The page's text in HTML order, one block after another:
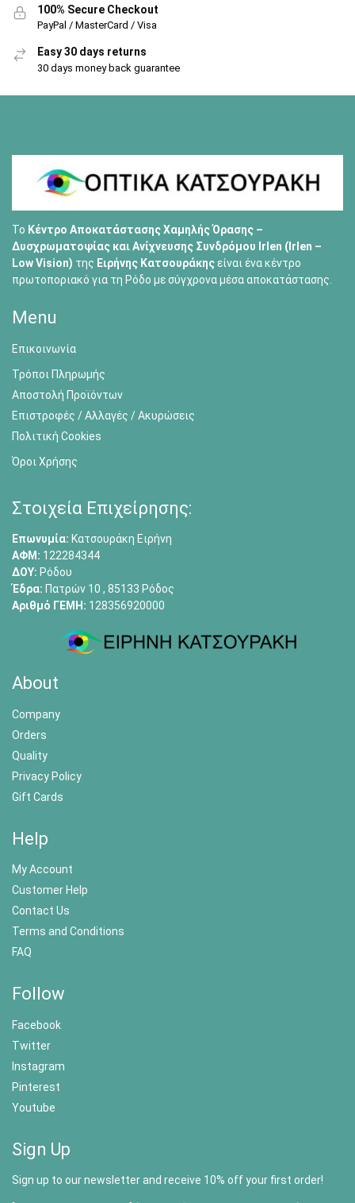
100% Secure Checkout
PayPal / MasterCard / Visa
Easy 30 days returns
30 days money back guarantee
Το Κέντρο Αποκατάστασης Χαμηλής Όρασης –
Δυσχρωματοψίας και Ανίχνευσης Συνδρόμου Irlen (Irlen –
Low Vision) της Ειρήνης Κατσουράκηςείναι ένα κέντρο
πρωτοποριακό για τη Ρόδο με σύγχρονα μέσα αποκατάστασης.
Menu
Επικοινωνία
Τρόποι Πληρωμής
Αποστολή Προϊόντων
Επιστροφές / Αλλαγές / Ακυρώσεις
Πολιτική Cookies
Όροι Χρήσης
Στοιχεία Επιχείρησης:
Επωνυμία: Κατσουράκη Ειρήνη
ΑΦΜ: 122284344
ΔΟΥ: Ρόδου
Έδρα: Πατρών 10 , 85133 Ρόδος
Αριθμό ΓΕΜΗ: 128356920000
About
Company
Orders
Quality
Privacy Policy
Gift Cards
Help
My Account
Customer Help
Contact Us
Terms and Conditions
FAQ
Follow
Facebook
Twitter
Instagram
Pinterest
Youtube
Sign Up
Sign up to our newsletter and receive 10% off your first order!